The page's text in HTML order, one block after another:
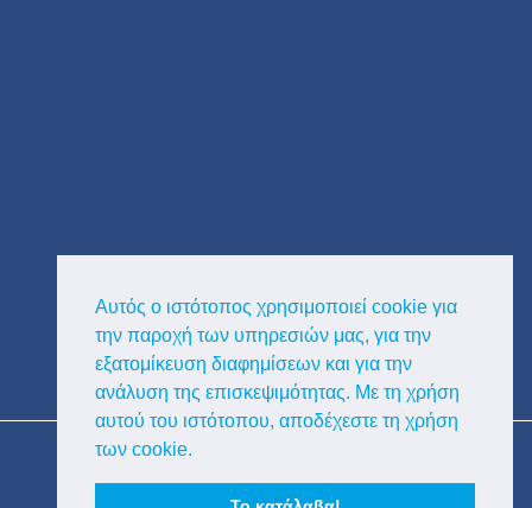
Αυτός ο ιστότοπος χρησιμοποιεί cookie για
την παροχή των υπηρεσιών μας, για την
εξατομίκευση διαφημίσεων και για την
ανάλυση της επισκεψιμότητας. Με τη χρήση
αυτού του ιστότοπου, αποδέχεστε τη χρήση
των cookie.
Copyright © Κυκλαδική Διαφημιστική